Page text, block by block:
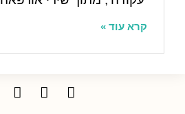
קרא עוד »